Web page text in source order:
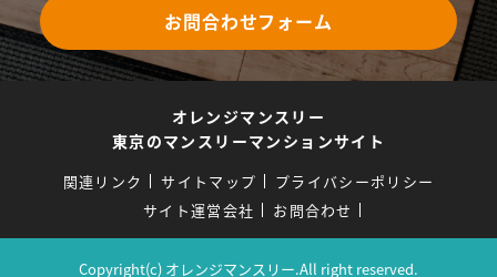
お問合わせフォーム
オレンジマンスリー
東京のマンスリーマンションサイト
関連リンク サイトマップ
プライバシーポリシー
サイト運営会社
お問合わせ
Copyright(c) オレンジマンスリー.All right reserved.